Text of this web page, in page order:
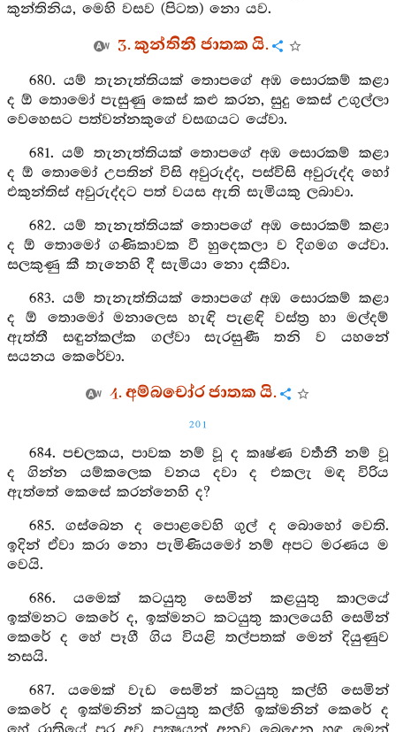
කුන්තිනිය, මෙහි වසව (පිටත) නො යව.
3. කුන්තිනී ජාතක යි.
680. යම් තැනැත්තියක් තොපගේ අඹ සොරකම් කළා
ද ඕ තොමෝ පැසුණු කෙස් කළු කරන, සුදු කෙස් උගුල්ලා
වෙහෙසට පත්වන්නකුගේ වසඟයට යේවා.
681. යම් තැනැත්තියක් තොපගේ අඹ සොරකම් කළා
ද ඕ තොමෝ උපතින් විසි අවුරුද්ද, පස්විසි අවුරුද්ද හෝ
එකුන්තිස් අවුරුද්දට පත් වයස ඇති සැමියකු ලබාවා.
682. යම් තැනැත්තියක් තොපගේ අඹ සොරකම් කළා
ද ඕ තොමෝ ගණිකාවක වී හුදෙකලා ව දිගමග යේවා.
සලකුණු කී තැනෙහි දී සැමියා නො දකීවා.
683. යම් තැනැත්තියක් තොපගේ අඹ සොරකම් කළා
ද ඕ තොමෝ මනාලෙස හැඳි පැළඳි වස්ත්‍ර හා මල්දම්
ඇත්තී සඳුන්කල්ක ගල්වා සැරසුණී තනි ව යහනේ
සයනය කෙරේවා.
4. අම්බචෝර ජාතක යි.
201
684. පචලකය, පාවක නම් වූ ද කෘෂ්ණ වර්‍තනී නම් වූ
ද ගින්න යම්කලෙක වනය දවා ද එකලැ මඳ විරිය
ඇත්තේ කෙසේ කරන්නෙහි ද?
685. ගස්බෙන ද පොළවෙහි ගුල් ද බොහෝ වෙති.
ඉදින් ඒවා කරා නො පැමිණියමෝ නම් අපට මරණය ම
වෙයි.
686. යමෙක් කටයුතු සෙමින් කළයුතු කාලයේ
ඉක්මනට කෙරේ ද, ඉක්මනට කටයුතු කාලයෙහි සෙමින්
කෙරේ ද හේ පෑගී ගිය වියළි තල්පතක් මෙන් දියුණුව
නසයි.
687. යමෙක් වැඩ සෙමින් කටයුතු කල්හි සෙමින්
කෙරේ ද ඉක්මනින් කටයුතු කල්හි ඉක්මනින් කෙරේ ද